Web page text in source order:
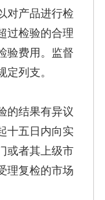
产品进行检
过检验的合理
验费用。监督
列支。
结果有异议
十五日内向实
或者其上级市
理复检的市场